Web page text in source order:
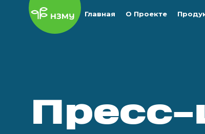
Главная О Проекте
Пресс-